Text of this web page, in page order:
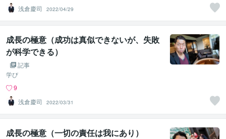
浅倉慶司
2022/04/29
成長の極意（成功は真似できないが、失敗
が科学できる）
記事
学び
9
浅倉慶司
2022/03/31
成長の極意（一切の責任は我にあり）